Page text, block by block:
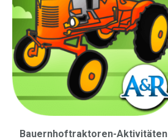
Bauernhoftraktoren-Aktivitäten